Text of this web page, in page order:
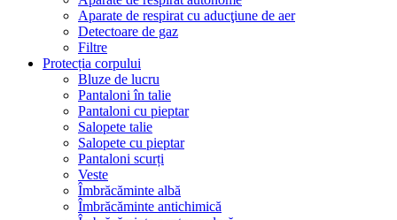
Aparate de respirat cu aducţiune de aer
Detectoare de gaz
Filtre
Protecția corpului
Bluze de lucru
Pantaloni în talie
Pantaloni cu pieptar
Salopete talie
Salopete cu pieptar
Pantaloni scurți
Veste
Îmbrăcăminte albă
Îmbrăcăminte antichimică